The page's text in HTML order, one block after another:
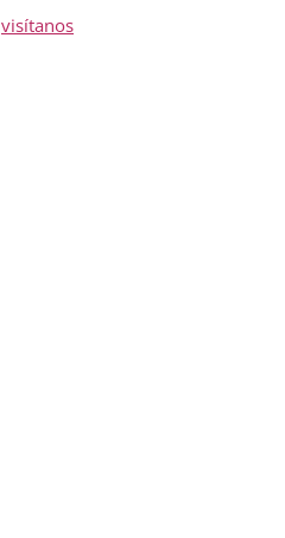
visítanos